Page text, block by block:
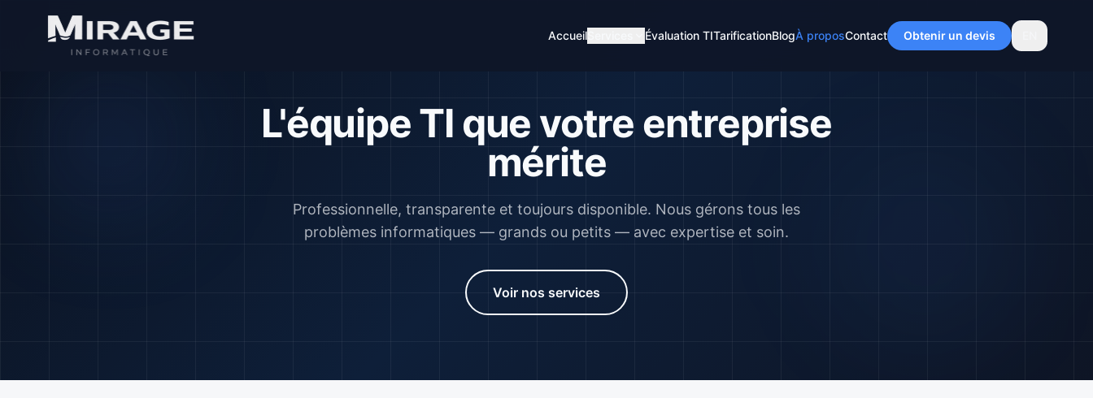
Accueil Évaluation TITarificationBlogÀ proposContact Obtenir un devis
L'équipe TI que votre entreprise
mérite
Professionnelle, transparente et toujours disponible. Nous gérons tous les
problèmes informatiques — grands ou petits — avec expertise et soin.
Voir nos services